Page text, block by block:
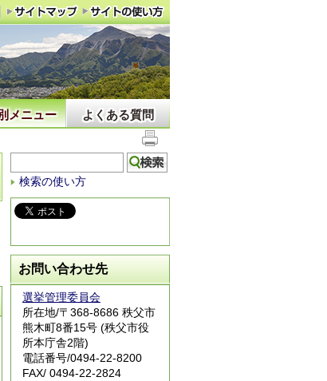
メニュー よくある質問
検索の使い方
お問い合わせ先
選挙管理委員会
所在地/〒368-8686 秩父市
熊木町8番15号 (秩父市役
所本庁舎2階)
電話番号/0494-22-8200
FAX/ 0494-22-2824